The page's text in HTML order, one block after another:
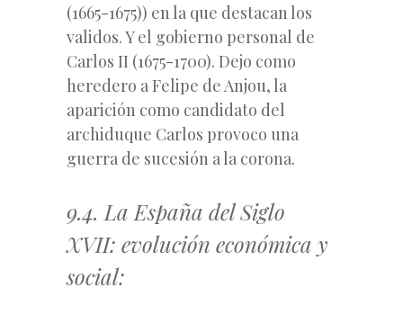
(1665-1675)) en la que destacan los
validos. Y el gobierno personal de
Carlos II (1675-1700). Dejo como
heredero a Felipe de Anjou, la
aparición como candidato del
archiduque Carlos provoco una
guerra de sucesión a la corona.
9.4. La España del Siglo
XVII: evolución económica y
social: